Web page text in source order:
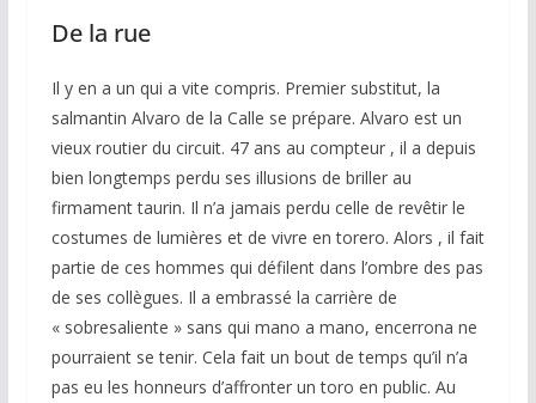
De la rue
Il y en a un qui a vite compris. Premier substitut, la
salmantin Alvaro de la Calle se prépare. Alvaro est un
vieux routier du circuit. 47 ans au compteur , il a depuis
bien longtemps perdu ses illusions de briller au
firmament taurin. Il n’a jamais perdu celle de revêtir le
costumes de lumières et de vivre en torero. Alors , il fait
partie de ces hommes qui défilent dans l’ombre des pas
de ses collègues. Il a embrassé la carrière de
« sobresaliente » sans qui mano a mano, encerrona ne
pourraient se tenir. Cela fait un bout de temps qu’il n’a
pas eu les honneurs d’affronter un toro en public. Au